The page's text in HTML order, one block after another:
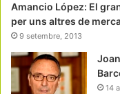
Amancio López: El
per uns altres de
9 setembre, 2013
14